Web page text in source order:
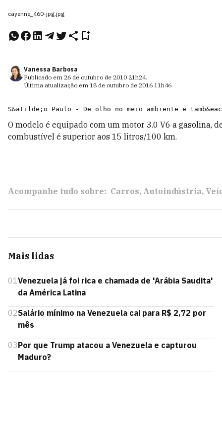
cayenne_460-jpg.jpg
Vanessa Barbosa
Publicado em 26 de outubro de 2010 21h24.
Última atualização em 18 de outubro de 2016 11h46.
O modelo é equipado com um motor 3.0 V6 a gasolina,
combustível é superior aos 15 litros/100 km.
Acompanhe tudo sobre: Carros Autoindústria
Mais lidas
01Venezuela já foi rica e chamada de 'Arábia Saudita'
da América Latina
02Salário mínimo na Venezuela cai para R$ 2,72 por
mês
03Por que Trump atacou a Venezuela e capturou
Maduro?